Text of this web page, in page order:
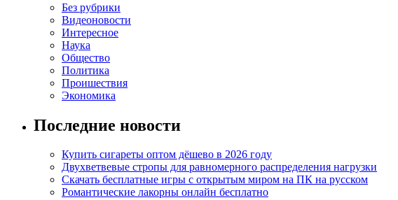
Без рубрики
Видеоновости
Интересное
Наука
Общество
Политика
Проишествия
Экономика
Последние новости
Купить сигареты оптом дёшево в 2026 году
Двухветвевые стропы для равномерного распределения нагрузки
Скачать бесплатные игры с открытым миром на ПК на русском
Романтические лакорны онлайн бесплатно